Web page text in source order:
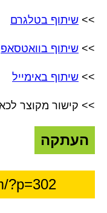
>> שיתוף בטלגרם
>> שיתוף בוואטסאפ
>> שיתוף באימייל
>> קישור מקוצר
העתקה